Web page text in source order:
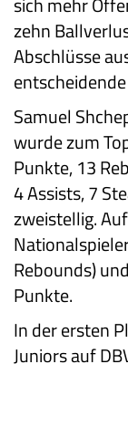
zehn
Abschlüsse
Samuel
wurde zum
Punkte, 13
4 Assists, 7
zweistellig.
Rebounds)
Punkte.
In der ersten
Juniors auf